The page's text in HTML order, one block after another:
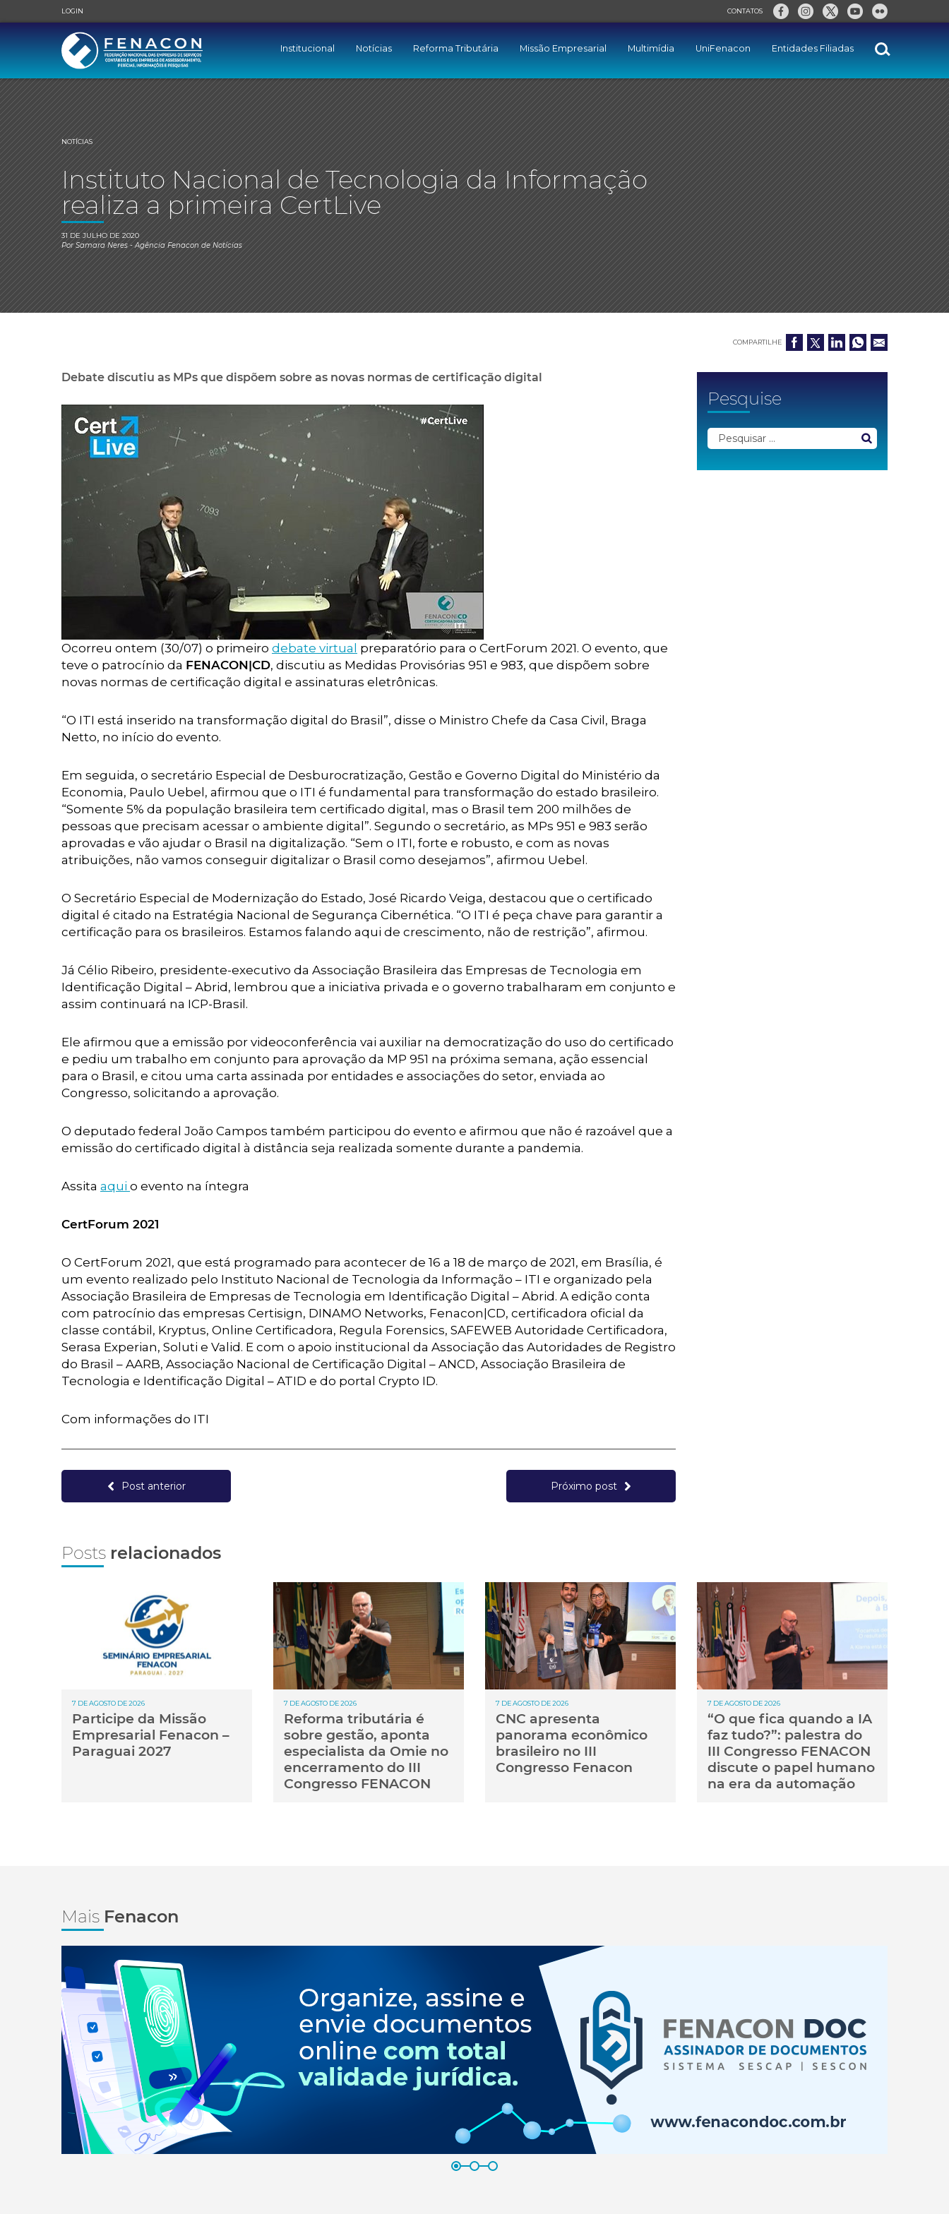
LOGIN CONTATOS
Institucional Notícias Reforma Tributária Missão Empresarial Multimídia UniFenacon Entidades Filiadas
NOTÍCIAS
Instituto Nacional de Tecnologia da Informação
realiza a primeira CertLive
31 DE JULHO DE 2020
PorSamara Neres- Agência Fenacon de Notícias
COMPARTILHE
Debate discutiu as MPs que dispõem sobre as novas normas de certificação digital
Ocorreu ontem (30/07) o primeiro debate virtual preparatório para o CertForum 2021. O evento, que
teve o patrocínio da FENACON|CD, discutiu as Medidas Provisórias 951 e 983, que dispõem sobre
novas normas de certificação digital e assinaturas eletrônicas.
“O ITI está inserido na transformação digital do Brasil”, disse o Ministro Chefe da Casa Civil, Braga
Netto, no início do evento.
Em seguida, o secretário Especial de Desburocratização, Gestão e Governo Digital do Ministério da
Economia, Paulo Uebel, afirmou que o ITI é fundamental para transformação do estado brasileiro.
“Somente 5% da população brasileira tem certificado digital, mas o Brasil tem 200 milhões de
pessoas que precisam acessar o ambiente digital”. Segundo o secretário, as MPs 951 e 983 serão
aprovadas e vão ajudar o Brasil na digitalização. “Sem o ITI, forte e robusto, e com as novas
atribuições, não vamos conseguir digitalizar o Brasil como desejamos”, afirmou Uebel.
O Secretário Especial de Modernização do Estado, José Ricardo Veiga, destacou que o certificado
digital é citado na Estratégia Nacional de Segurança Cibernética. “O ITI é peça chave para garantir a
certificação para os brasileiros. Estamos falando aqui de crescimento, não de restrição”, afirmou.
Já Célio Ribeiro, presidente-executivo da Associação Brasileira das Empresas de Tecnologia em
Identificação Digital – Abrid, lembrou que a iniciativa privada e o governo trabalharam em conjunto e
assim continuará na ICP-Brasil.
Ele afirmou que a emissão por videoconferência vai auxiliar na democratização do uso do certificado
e pediu um trabalho em conjunto para aprovação da MP 951 na próxima semana, ação essencial
para o Brasil, e citou uma carta assinada por entidades e associações do setor, enviada ao
Congresso, solicitando a aprovação.
O deputado federal João Campos também participou do evento e afirmou que não é razoável que a
emissão do certificado digital à distância seja realizada somente durante a pandemia.
Assita aqui o evento na íntegra
CertForum 2021
O CertForum 2021, que está programado para acontecer de 16 a 18 de março de 2021, em Brasília, é
um evento realizado pelo Instituto Nacional de Tecnologia da Informação – ITI e organizado pela
Associação Brasileira de Empresas de Tecnologia em Identificação Digital – Abrid. A edição conta
com patrocínio das empresas Certisign, DINAMO Networks, Fenacon|CD, certificadora oficial da
classe contábil, Kryptus, Online Certificadora, Regula Forensics, SAFEWEB Autoridade Certificadora,
Serasa Experian, Soluti e Valid. E com o apoio institucional da Associação das Autoridades de Registro
do Brasil – AARB, Associação Nacional de Certificação Digital – ANCD, Associação Brasileira de
Tecnologia e Identificação Digital – ATID e do portal Crypto ID.
Com informações do ITI
Post anterior Próximo post
Pesquise
Posts relacionados
7 DE AGOSTO DE 2026
Participe da Missão
Empresarial Fenacon –
Paraguai 2027
7 DE AGOSTO DE 2026
Reforma tributária é
sobre gestão, aponta
especialista da Omie no
encerramento do III
Congresso FENACON
7 DE AGOSTO DE 2026
CNC apresenta
panorama econômico
brasileiro no III
Congresso Fenacon
7 DE AGOSTO DE 2026
“O que fica quando a IA
faz tudo?”: palestra do
III Congresso FENACON
discute o papel humano
na era da automação
Mais Fenacon